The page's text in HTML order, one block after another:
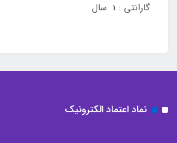
گارانتی : 1 سال
نماد اعتماد الکترونیک